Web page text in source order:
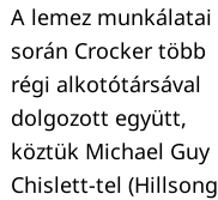
A lemez munkálatai
során Crocker több
régi alkotótársával
dolgozott együtt,
köztük Michael Guy
Chislett-tel (Hillsong